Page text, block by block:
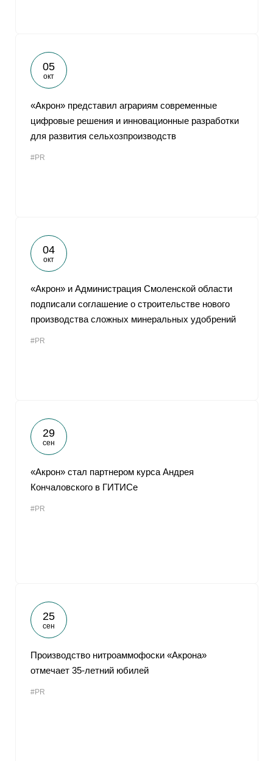
05
окт
«Акрон» представил аграриям современные
цифровые решения и инновационные разработки
для развития сельхозпроизводств
#PR
04
окт
«Акрон» и Администрация Смоленской области
подписали соглашение о строительстве нового
производства сложных минеральных удобрений
#PR
29
сен
«Акрон» стал партнером курса Андрея
Кончаловского в ГИТИСе
#PR
25
сен
Производство нитроаммофоски «Акрона»
отмечает 35-летний юбилей
#PR